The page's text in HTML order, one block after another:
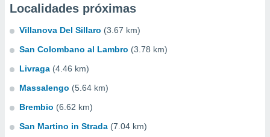
Localidades próximas
Villanova Del Sillaro (3.67 km)
San Colombano al Lambro (3.78 km)
Livraga (4.46 km)
Massalengo (5.64 km)
Brembio (6.62 km)
San Martino in Strada (7.04 km)